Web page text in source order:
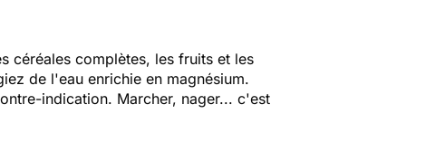
céréales complètes, les fruits et les
de l'eau enrichie en magnésium.
indication. Marcher, nager... c'est